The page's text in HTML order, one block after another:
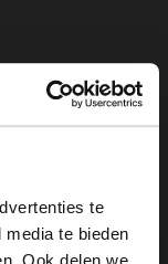
te
te bieden